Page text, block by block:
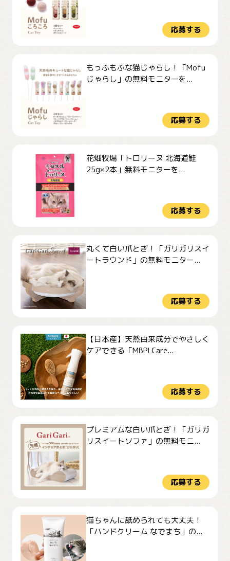
応募する
もっふもふな猫じゃらし！「Mofu
じゃらし」の無料モニターを...
応募する
花畑牧場「トロリーヌ 北海道鮭
25g×2本」無料モニターを...
応募する
丸くて白い爪とぎ！「ガリガリスイ
ートラウンド」の無料モニター...
応募する
【日本産】天然由来成分でやさしく
ケアできる「MBPLCare...
応募する
プレミアムな白い爪とぎ！「ガリガ
リスイートソファ」の無料モニ...
応募する
猫ちゃんに舐められても大丈夫！
「ハンドクリーム なでまち」の...